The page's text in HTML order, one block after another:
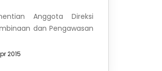
Anggota Direksi
dan Pengawasan
2015